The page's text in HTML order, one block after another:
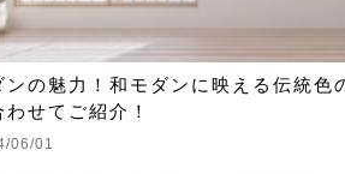
ンの魅力！和モダンに映える伝統色
わせてご紹介！
06/01